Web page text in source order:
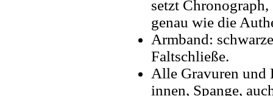
setzt
genau wie die
Armband:
Faltschließe.
Alle Gravuren und
innen, Spange,